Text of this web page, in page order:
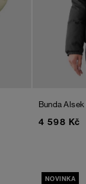
Bunda Alsek
4 598 Kč
NOVINKA